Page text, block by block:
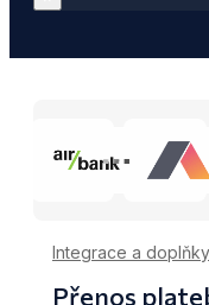
Integrace a doplňky
Přenos